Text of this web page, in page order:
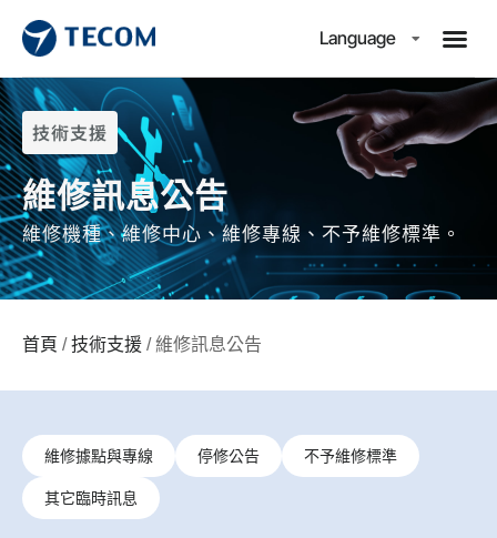
Language
技術支援
維修訊息公告
維修機種、維修中心、維修專線、不予維修標準。
首頁 /技術支援 / 維修訊息公告
維修據點與專線 停修公告 不予維修標準
其它臨時訊息